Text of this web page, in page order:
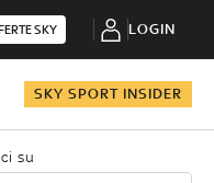
SKY LOGIN
SKY SPORT INSIDER
su